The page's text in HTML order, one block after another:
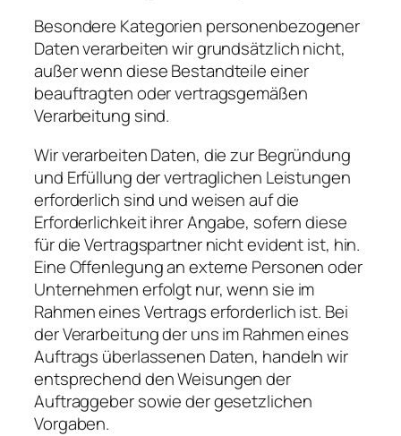
Besondere Kategorien personenbezogener
Daten verarbeiten wir grundsätzlich nicht,
außer wenn diese Bestandteile einer
beauftragten oder vertragsgemäßen
Verarbeitung sind.
Wir verarbeiten Daten, die zur Begründung
und Erfüllung der vertraglichen Leistungen
erforderlich sind und weisen auf die
Erforderlichkeit ihrer Angabe, sofern diese
für die Vertragspartner nicht evident ist, hin.
Eine Offenlegung an externe Personen oder
Unternehmen erfolgt nur, wenn sie im
Rahmen eines Vertrags erforderlich ist. Bei
der Verarbeitung der uns im Rahmen eines
Auftrags überlassenen Daten, handeln wir
entsprechend den Weisungen der
Auftraggeber sowie der gesetzlichen
Vorgaben.